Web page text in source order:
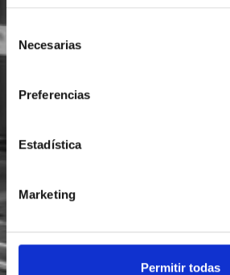
Selección
Necesarias
Preferencias
Estadística
Marketing
Permitir todas
He leído y acepto la
Acepto recibir novedades deFoodsat